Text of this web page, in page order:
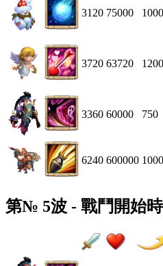
3120 75000 1000
3720 63720 1200
3360 60000 750
6240 600000 1000
第№ 5波 - 戰鬥開始時